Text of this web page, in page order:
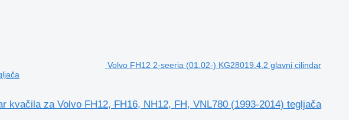
Volvo FH12 2-seeria (01.02-) KG28019.4.2 glavni cilindar
kvačila za Volvo FH12, FH16, NH12, FH, VNL780 (1993-2014) tegljača